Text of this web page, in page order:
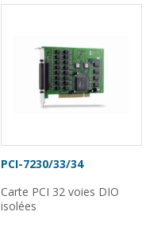
PCI-7230/33/34
Carte PCI 32 voies DIO
isolées